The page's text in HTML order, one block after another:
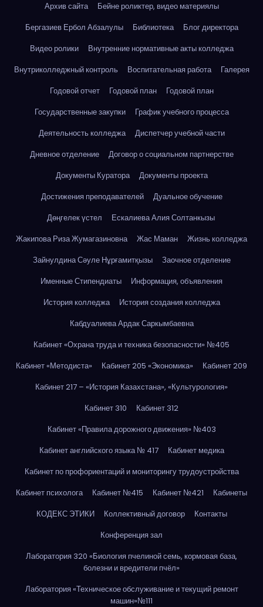
Архив сайта
Бейне роликтер, видео материялы
Бергазиев Ербол Абзалулы
Библиотека
Блог директора
Видео ролики
Внутренние нормативные акты колледжа
Внутриколледжный контроль
Воспитательная работа
Галерея
Годовой отчет
Годовой план
Годовой план
Государственные закупки
График учебного процесса
Деятельность колледжа
Диспетчер учебной части
Дневное отделение
Договор о социальном партнерстве
Документы Куратора
Документы проекта
Достижения преподавателей
Дуальное обучение
Дөңгелек үстел
Ескалиева Алия Солтанкызы
Жакипова Риза Жумагазиновна
Жас Маман
Жизнь колледжа
Зайнулдина Сәуле Нұрғамитқызы
Заочное отделение
Именные Стипендиаты
Информация, объявления
История колледжа
История создания колледжа
Кабдуалиева Ардак Саркымбаевна
Кабинет «Охрана труда и техника безопасности» №405
Кабинет «Методиста»
Кабинет 205 «Экономика»
Кабинет 209
Кабинет 217 – «История Казахстана», «Культурология»
Кабинет 310
Кабинет 312
Кабинет «Правила дорожного движения» №403
Кабинет английского языка № 417
Кабинет медика
Кабинет по профориентаций и мониторингу трудоустройства
Кабинет психолога
Кабинет №415 Кабинет №421
Кабинеты
КОДЕКС ЭТИКИ
Коллективный договор
Контакты
Конференция зал
Лаборатория 320 «Биология пчелиной семь, кормовая база,
болезни и вредители пчёл»
Лаборатория «Техническое обслуживание и текущий ремонт
машин»№111